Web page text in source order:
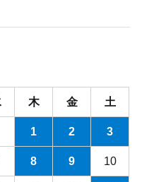
木 金 土
1 2 3
8 9 10